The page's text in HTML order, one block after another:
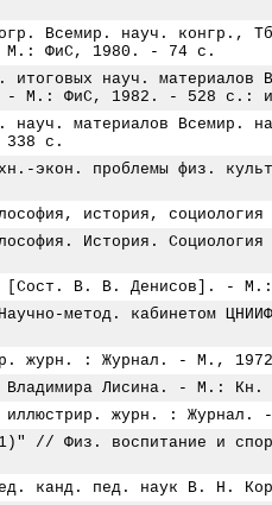
Всемир. науч. конгр.,
- М.: ФиС, 1980. - 74 с.
итоговых науч.
- М.: ФиС, 1982. - 528 с.:
науч. материалов
с.
экон. проблемы физ.
история,
История.
/ [Сост. В. В. Денисов]. -
метод. кабинетом
журн. : Журнал. - М.,
Лисина. - М.:
иллюстрир. журн. :
// Физ. воспитание и
канд. пед. наук В. Н.